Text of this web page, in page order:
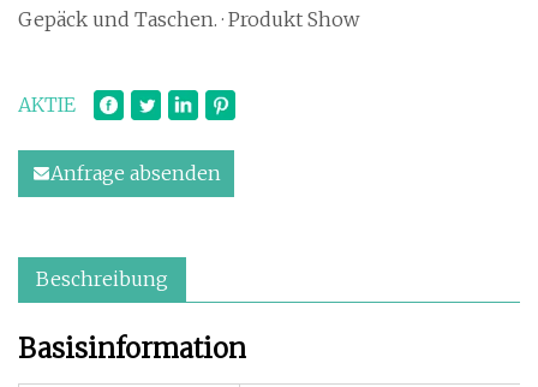
Gepäck und Taschen. · Produkt Show
AKTIE
Anfrage absenden
Beschreibung
Basisinformation